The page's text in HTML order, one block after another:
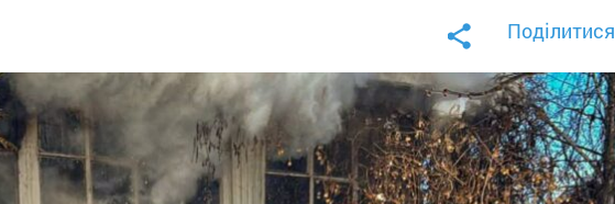
Поділитися